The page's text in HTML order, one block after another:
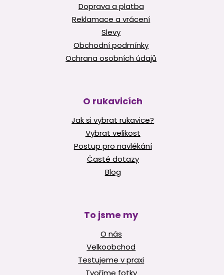
Doprava a platba
Reklamace a vrácení
Slevy
Obchodní podmínky
Ochrana osobních údajů
O rukavicích
Jak si vybrat rukavice?
Vybrat velikost
Postup pro navlékání
Časté dotazy
Blog
To jsme my
O nás
Velkoobchod
Testujeme v praxi
Tvoříme fotky